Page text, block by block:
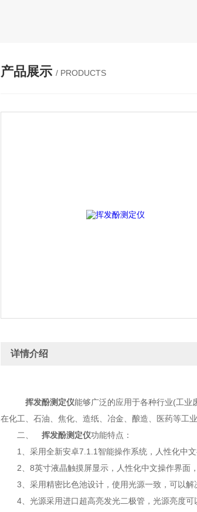
产品展示 / PRODUCTS
详情介绍
挥发酚测定仪能够广泛的应用于各种行业(工业
在化工、石油、焦化、造纸、冶金、酿造、医药等工
二、 挥发酚测定仪功能特点：
1、采用全新安卓7.1.1智能操作系统，人性化中文
2、8英寸液晶触摸屏显示，人性化中文操作界面，
3、采用精密比色池设计，使用光源一致，可以解
4、光源采用进口超高亮发光二极管，光源亮度可